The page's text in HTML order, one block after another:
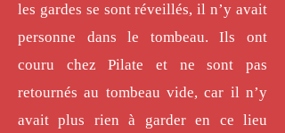
les gardes se sont réveillés, il n’y avait
personne dans le tombeau. Ils ont
couru chez Pilate et ne sont pas
retournés au tombeau vide, car il n’y
avait plus rien à garder en ce lieu